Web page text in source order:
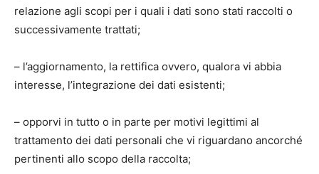
relazione agli scopi per i quali i dati sono stati raccolti o
successivamente trattati;
– l’aggiornamento, la rettifica ovvero, qualora vi abbia
interesse, l’integrazione dei dati esistenti;
– opporvi in tutto o in parte per motivi legittimi al
trattamento dei dati personali che vi riguardano ancorché
pertinenti allo scopo della raccolta;